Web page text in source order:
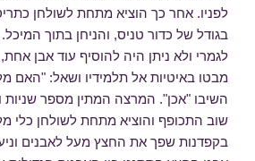
לפניו. אחר כך הוציא מתחת לשולחן
בגודל של כדור טניס, והניחן בתוך
לגמרי ולא ניתן היה להוסיף עוד אבן
מבטו באיטיות אל תלמידיו ושאל: "האם
השיבו "אכן". המרצה המתין מספר שניות
שוב התכופף והוציא מתחת לשולחן כלי
בקפדנות שפך את החצץ מעל לאבנים